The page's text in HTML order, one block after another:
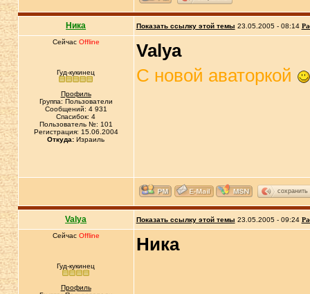
Ника Показать ссылку этой темы 23.05.2005 - 08:14
Сейчас Offline
Гуд-кукинец
Профиль
Группа: Пользователи
Сообщений: 4 931
Спасибок: 4
Пользователь №: 101
Регистрация: 15.06.2004
Откуда: Израиль
Valya
С новой аваторкой
сохранить
Valya Показать ссылку этой темы 23.05.2005 - 09:24
Сейчас Offline
Гуд-кукинец
Профиль
Ника